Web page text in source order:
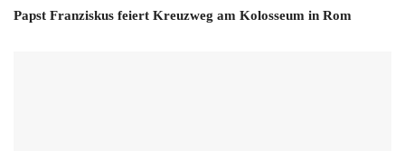
Papst Franziskus feiert Kreuzweg am Kolosseum in Rom